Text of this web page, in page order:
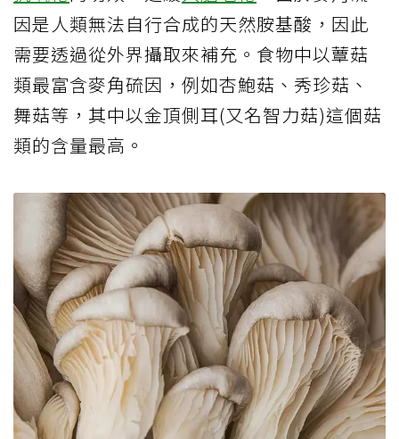
因是人類無法自行合成的天然胺基酸，因此
需要透過從外界攝取來補充。食物中以蕈菇
類最富含麥角硫因，例如杏鮑菇、秀珍菇、
舞菇等，其中以金頂側耳(又名智力菇)這個菇
類的含量最高。